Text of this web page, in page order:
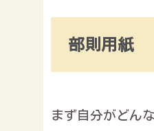
部則用紙
まず自分がどん